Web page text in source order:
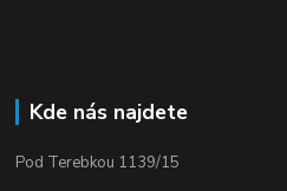
Kde nás najdete
Pod Terebkou 1139/15